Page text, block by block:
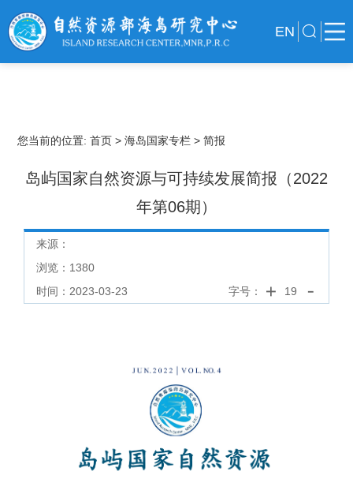
EN
您当前的位置: 首页> 海岛国家专栏 > 简报
岛屿国家自然资源与可持续发展简报（2022
年第06期）
来源：
浏览： 1380
时间：2023-03-23
字号： 19